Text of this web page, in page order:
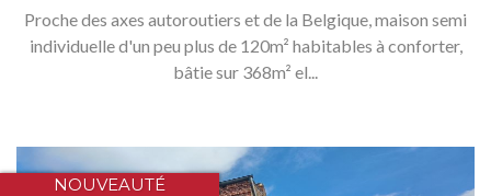
Proche des axes autoroutiers et de la Belgique, maison semi
individuelle d'un peu plus de 120m² habitables à conforter,
bâtie sur 368m² el...
NOUVEAUTÉ